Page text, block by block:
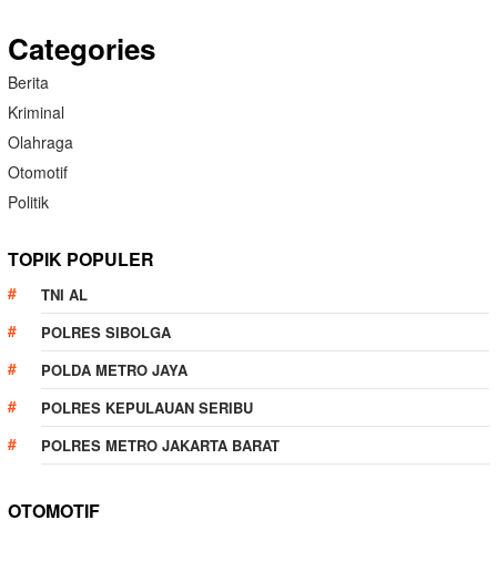
Categories
Berita
Kriminal
Olahraga
Otomotif
Politik
TOPIK POPULER
TNI AL
POLRES SIBOLGA
POLDA METRO JAYA
POLRES KEPULAUAN SERIBU
POLRES METRO JAKARTA BARAT
OTOMOTIF